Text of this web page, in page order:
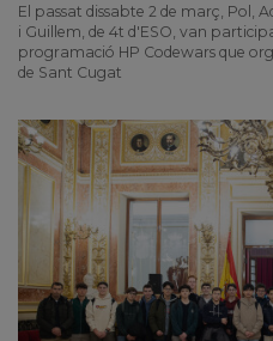
El passat dissabte 2 de març, Pol,
i Guillem, de 4t d'ESO, van
programació HP Codewars que
de Sant Cugat